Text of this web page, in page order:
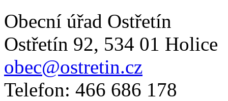
Obecní úřad Ostřetín
Ostřetín 92, 534 01 Holice
obec@ostretin.cz
Telefon: 466 686 178